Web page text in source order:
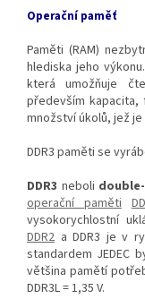
Operační paměť
Paměti (RAM)
hlediska jeho
která umožňuje
především
množství úkolů, jež
DDR3 paměti se
DDR3 neboli
operační paměti
vysokorychlostní
DDR2 a DDR3 je v
standardem JEDEC
většina pamětí
DDR3L = 1,35 V.